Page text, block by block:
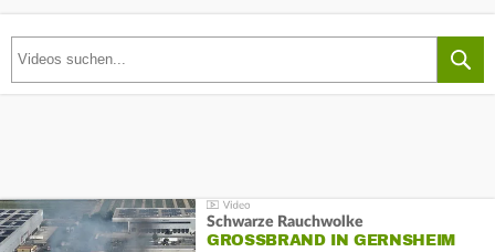
Schwarze Rauchwolke
GROSSBRAND IN GERNSHEIM